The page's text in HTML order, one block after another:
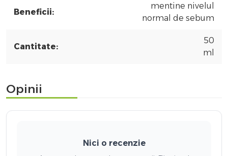
Beneficii:
mentine nivelul
normal de sebum
Cantitate:
50
ml
Opinii
Nici o recenzie